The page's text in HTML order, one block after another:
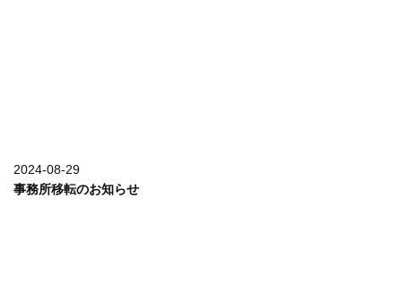
2024-08-29
事務所移転のお知らせ